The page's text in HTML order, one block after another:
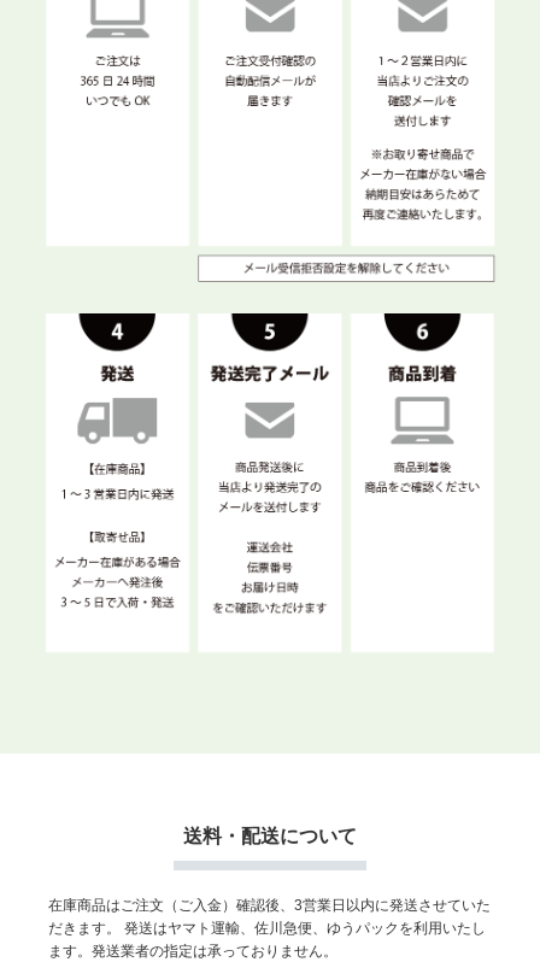
送料・配送について
在庫商品はご注文（ご入金）確認後、3営業日以内に発送させていた
だきます。
発送はヤマト運輸、佐川急便、ゆうパックを利用いたし
ます。発送業者の指定は承っておりません。